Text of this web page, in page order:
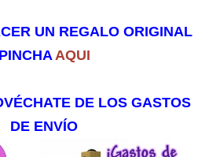
UN REGALO ORIGINAL
PINCHAAQUI
DE LOS GASTOS
DE ENVÍO